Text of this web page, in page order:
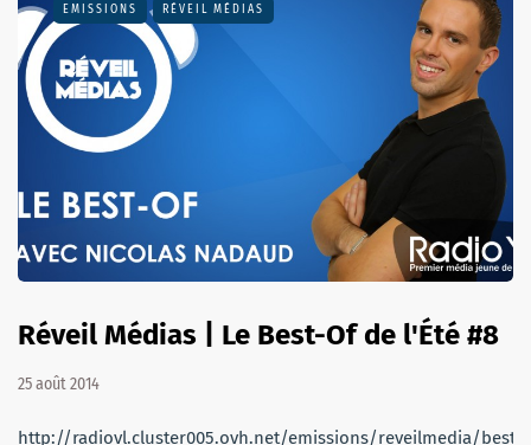
EMISSIONS RÉVEIL MÉDIAS
Réveil Médias | Le Best-Of de l'Été #8
25 août 2014
http://radiovl.cluster005.ovh.net/emissions/reveilmedia/